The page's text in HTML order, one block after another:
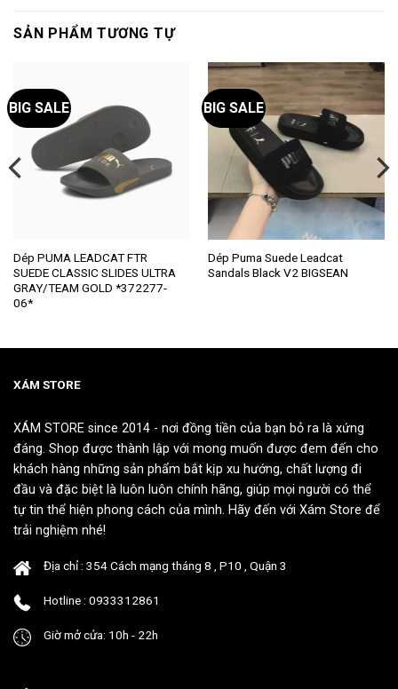
SẢN PHẨM TƯƠNG TỰ
BIG SALE
Dép PUMA LEADCAT FTR
SUEDE CLASSIC SLIDES ULTRA
GRAY/TEAM GOLD *372277-
06*
Sản
phẩm
này
có
biến
Các
chọn
có
thể
được
chọn
trên
trang
phẩm
BIG SALE
Dép Puma Suede Leadcat
Sandals Black V2 BIGSEAN
Sản
phẩm
biến
chọn
có
thể
được
chọn
trên
phẩm
XÁM STORE
XÁM STORE since 2014 - nơi đồng tiền của bạn bỏ ra là xứng
đáng. Shop được thành lập với mong muốn được đem đến cho
khách hàng những sản phẩm bắt kịp xu hướng, chất lượng đi
đầu và đặc biệt là luôn luôn chính hãng, giúp mọi người có thể
tự tin thể hiện phong cách của mình. Hãy đến với Xám Store để
trải nghiệm nhé!
Địa chỉ : 354 Cách mạng tháng 8 , P10 , Quận 3
Hotline : 0933312861
Giờ mở cửa: 10h - 22h